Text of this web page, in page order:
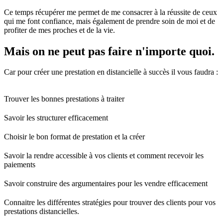
Ce temps récupérer me permet de me consacrer à la réussite de ceux
qui me font confiance, mais également de prendre soin de moi et de
profiter de mes proches et de la vie.
Mais on ne peut pas faire n'importe quoi.
Car pour créer une prestation en distancielle à succès il vous faudra :
Trouver les bonnes prestations à traiter
Savoir les structurer efficacement
Choisir le bon format de prestation et la créer
Savoir la rendre accessible à vos clients et comment recevoir les
paiements
Savoir construire des argumentaires pour les vendre efficacement
Connaitre les différentes stratégies pour trouver des clients pour vos
prestations distancielles.